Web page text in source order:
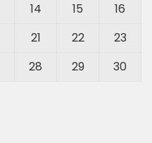
14 15
16
21 22
23
28 29 30